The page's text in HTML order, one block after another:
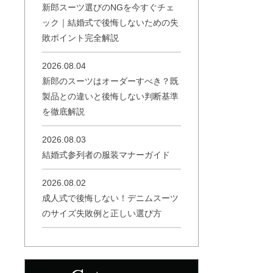
新郎スーツ選びのNGを今すぐチェ
ック｜結婚式で後悔しないための失
敗ポイント完全解説
2026.08.04
新郎のスーツはオーダーすべき？既
製品との違いと後悔しない判断基準
を徹底解説
2026.08.03
結婚式参列者の服装マナーガイド
2026.08.02
成人式で後悔しない！デニムスーツ
のサイズ失敗例と正しい選び方